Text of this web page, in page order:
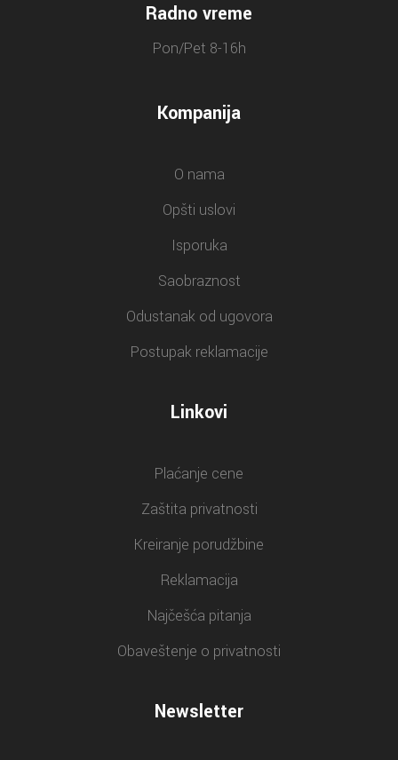
Radno vreme
Pon/Pet 8-16h
Kompanija
O nama
Opšti uslovi
Isporuka
Saobraznost
Odustanak od ugovora
Postupak reklamacije
Linkovi
Plaćanje cene
Zaštita privatnosti
Kreiranje porudžbine
Reklamacija
Najčešća pitanja
Obaveštenje o privatnosti
Newsletter